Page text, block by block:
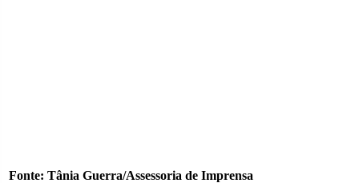
Fonte: Tânia Guerra/Assessoria de Imprensa